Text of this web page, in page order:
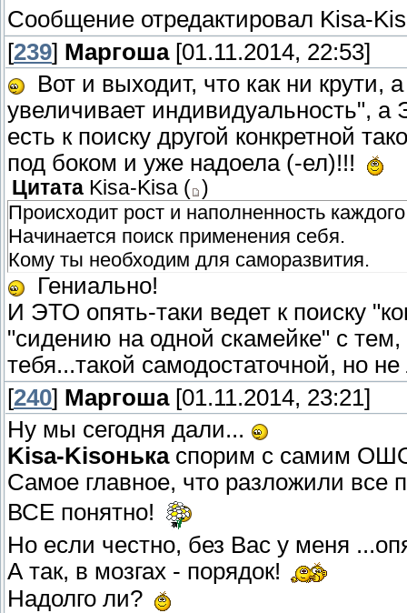
Сообщение отредактировал Kisa-
[239] Маргоша[01.11.2014, 22:53]
Вот и выходит, что как ни
увеличивает индивидуальность", а
есть к поиску другой конкретной
под боком и уже надоела (-ел)!!!
Цитата Kisa-Kisa ( )
Происходит рост и наполненность
Начинается поиск применения себя.
Кому ты необходим для саморазвития.
Гениально!
И ЭТО опять-таки ведет к поиску
"сидению на одной скамейке" с
тебя...такой самодостаточной, но
[240] Маргоша[01.11.2014, 23:21]
Ну мы сегодня дали...
Kisa-Kisонькаспорим с самим
Самое главное, что разложили все
ВСЕ понятно!
Но если честно, без Вас у меня
А так, в мозгах - порядок!
Надолго ли?